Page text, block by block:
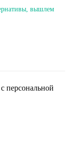
вышлем
персональной